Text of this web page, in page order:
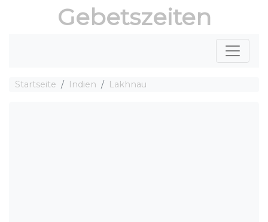
Gebetszeiten
Startseite Indien Lakhnau